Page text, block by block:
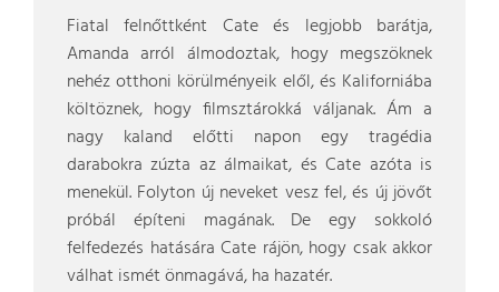
Fiatal felnőttként Cate és legjobb barátja,
Amanda arról álmodoztak, hogy megszöknek
nehéz otthoni körülményeik elől, és Kaliforniába
költöznek, hogy filmsztárokká váljanak. Ám a
nagy kaland előtti napon egy tragédia
darabokra zúzta az álmaikat, és Cate azóta is
menekül. Folyton új neveket vesz fel, és új jövőt
próbál építeni magának. De egy sokkoló
felfedezés hatására Cate rájön, hogy csak akkor
válhat ismét önmagává, ha hazatér.